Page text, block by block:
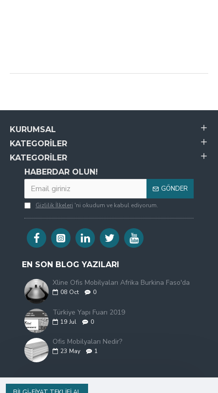
KURUMSAL
KATEGORILER
KATEGORILER
HABERDAR OLUN!
GÖNDER
Gizlilik İlkeleri 'ni okudum ve kabul ediyorum.
EN SON BLOG YAZILARI
Xline Ofis Mobilyaları Afrika Burkina Faso'da
08 Oct 0
Türkiye Yapı Fuarı 2019
19 Jul 0
Ofis Mobilyaları Nedir?
23 May 1